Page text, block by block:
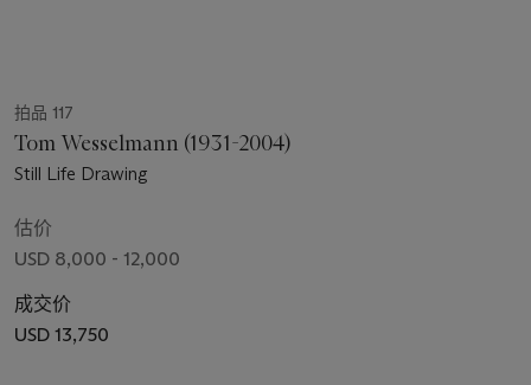
拍品 117
Tom Wesselmann (1931-2004)
Still Life Drawing
估价
USD 8,000 - 12,000
成交价
USD 13,750